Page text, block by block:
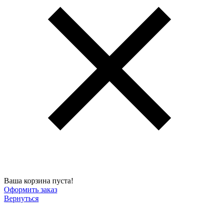
Ваша корзина пуста!
Оформить заказ
Вернуться